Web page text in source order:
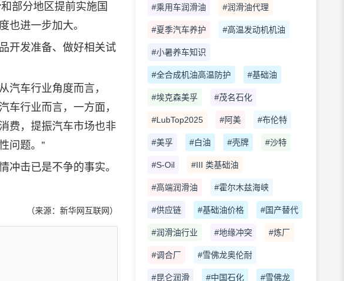
部分地区提前实施国
也进一步加大。
开发准备、做好相关试
车行业角度而言，
车行业而言，一方面，
费，提振汽车市场也非
问题。”
击已是不争的事实。
（来源：新华网互联网）
#乘用车润滑油 #润滑油代理
#夏季汽车养护 #高温发动机机油
#小暑养车知识
#全合成机油高温防护 #基础油
#埃克森美孚 #茂名石化
#LubTop2025 #阿美 #布伦特
#美孚 #白油 #壳牌 #沙特
#S-Oil #III 类基础油
#高端润滑油 #霍尔木兹海峡
#供应链 #基础油价格 #国产替代
#润滑油行业 #地缘冲突 #炼厂
#调合厂 #雪佛龙奥伦耐
#昆仑润滑 #中国石化 #雪佛龙